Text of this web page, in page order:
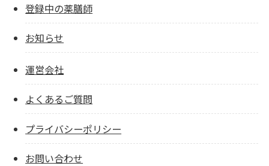
登録中の薬膳師
お知らせ
運営会社
よくあるご質問
プライバシーポリシー
お問い合わせ